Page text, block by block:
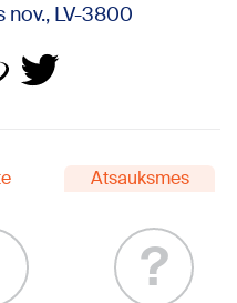
nov., LV-3800
Atsauksmes
?